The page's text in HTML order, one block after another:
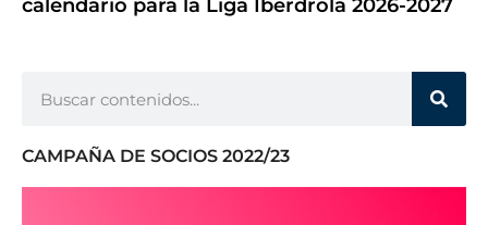
calendario para la Liga Iberdrola 2026-2027
CAMPAÑA DE SOCIOS 2022/23